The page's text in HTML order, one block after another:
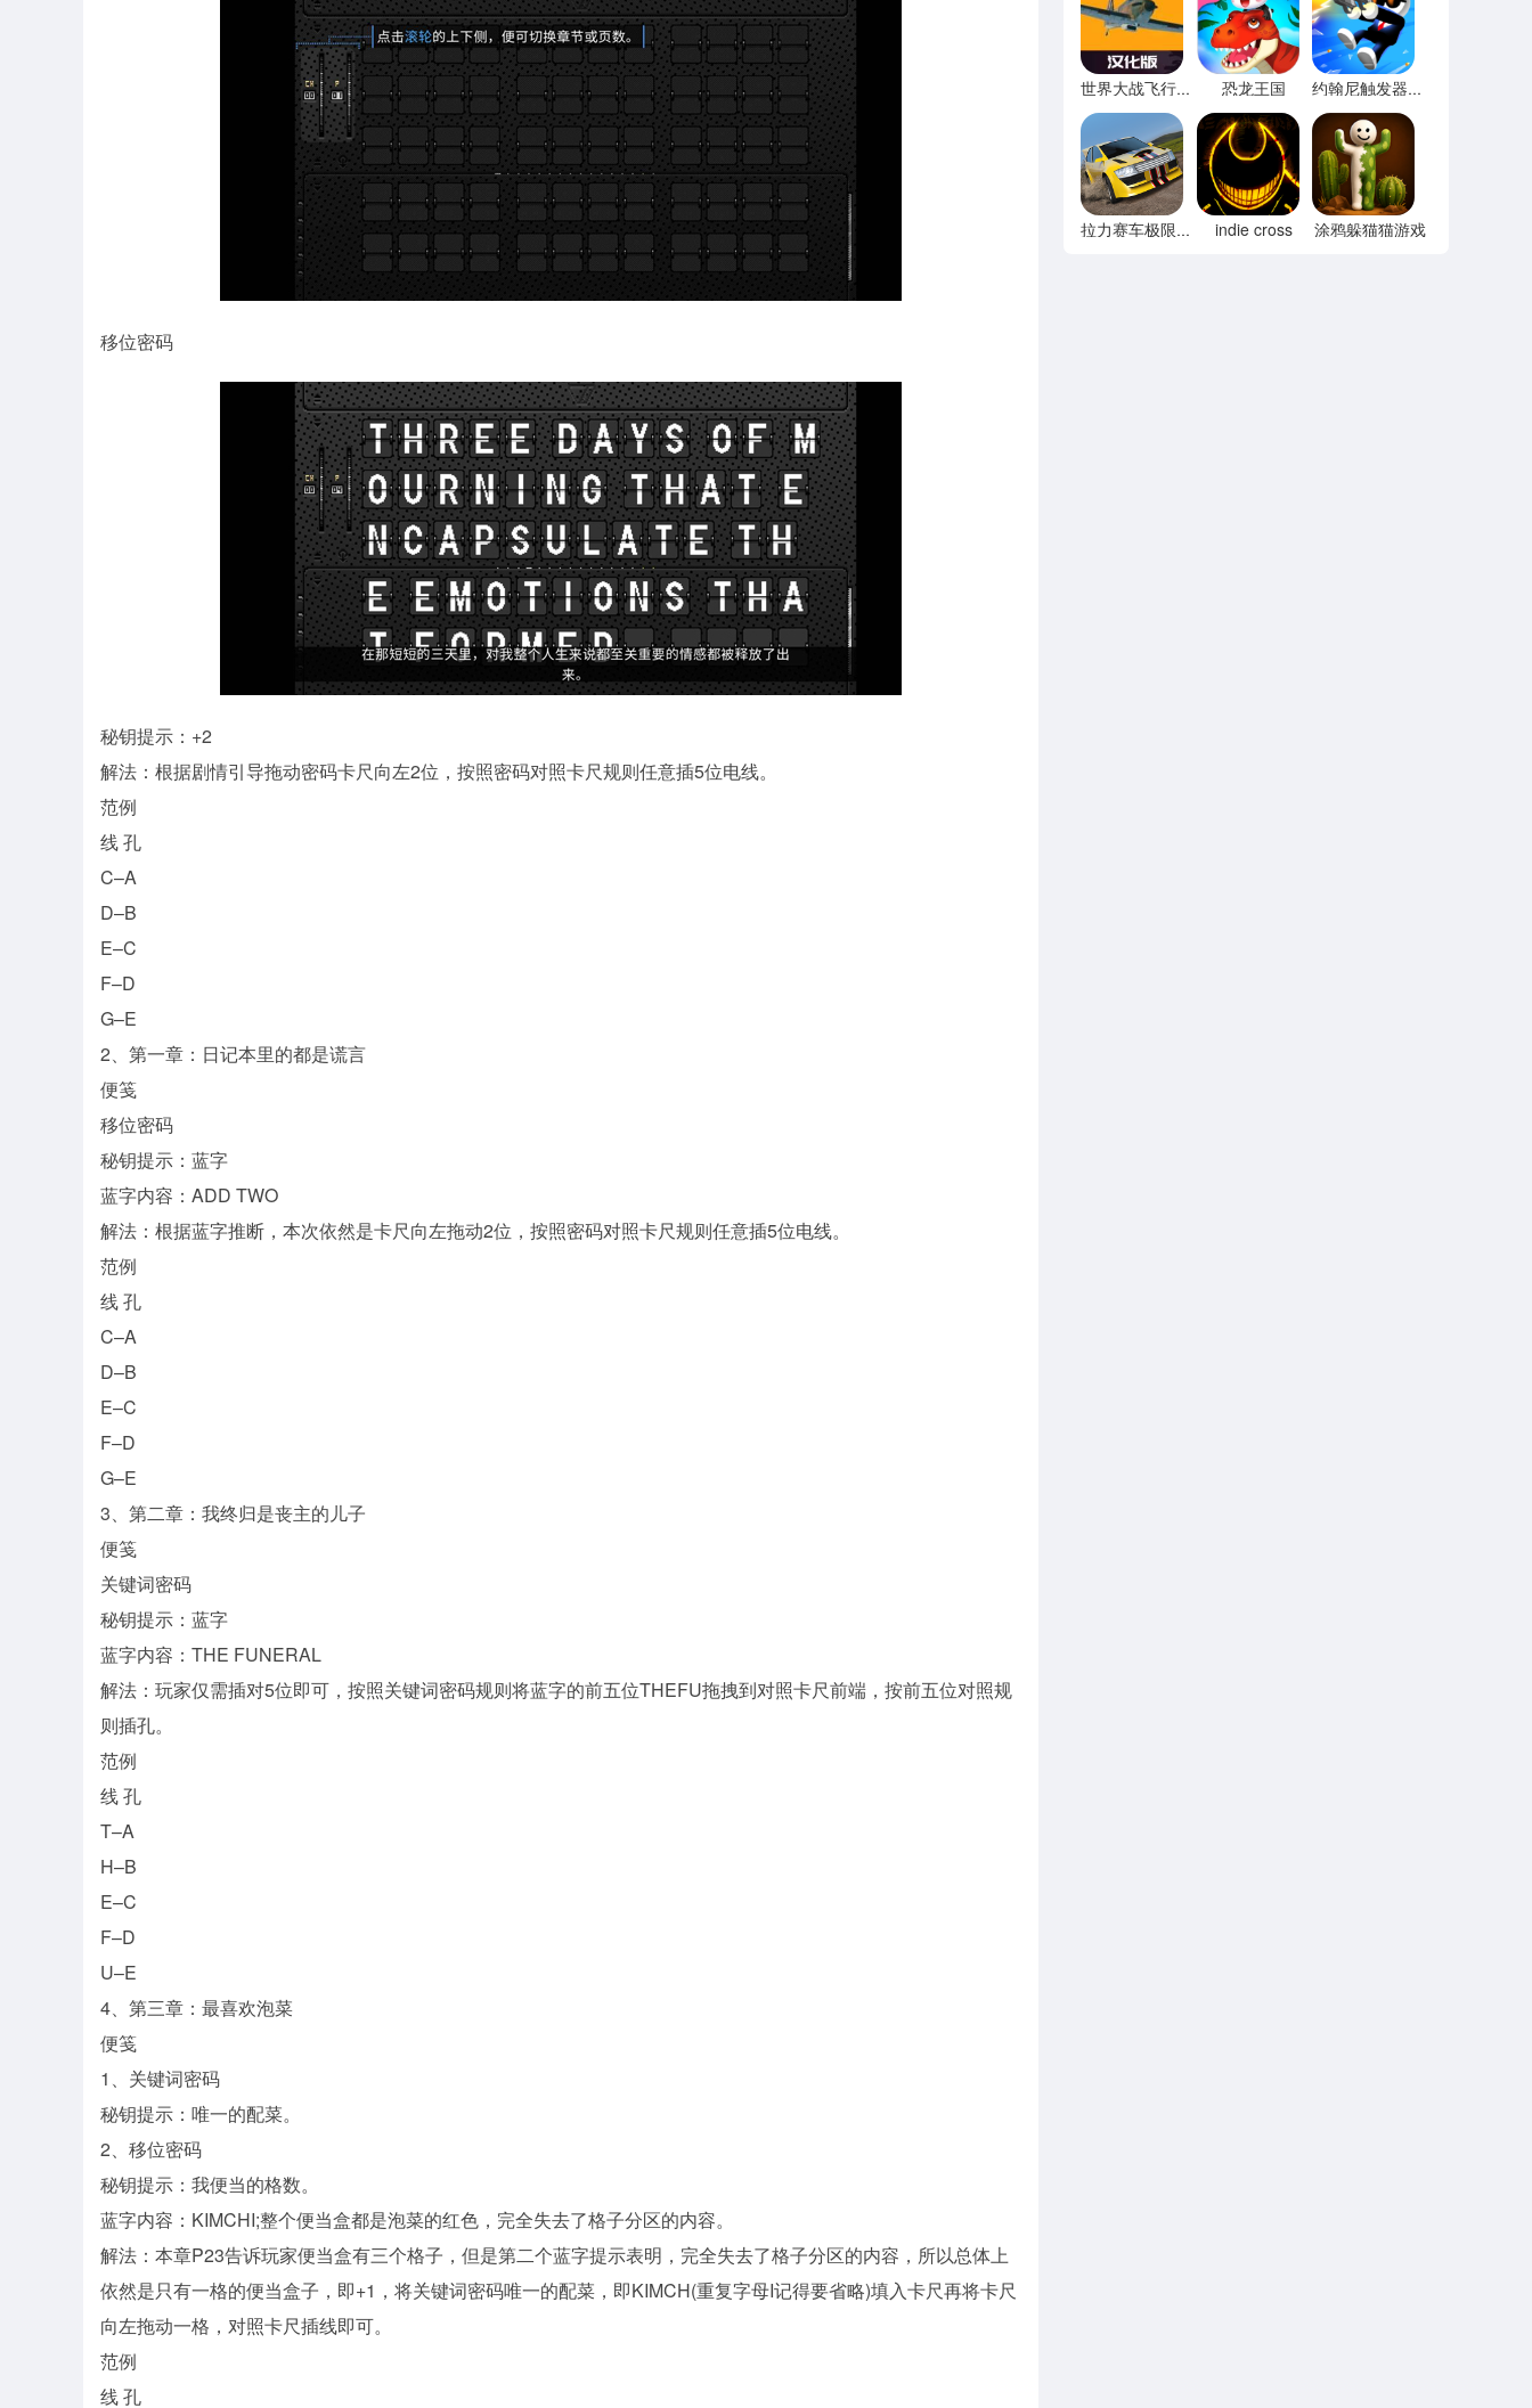
移位密码
秘钥提示：+2
解法：根据剧情引导拖动密码卡尺向左2位，按照密码对照卡尺规则任意插5位电线。
范例
线 孔
C–A
D–B
E–C
F–D
G–E
2、第一章：日记本里的都是谎言
便笺
移位密码
秘钥提示：蓝字
蓝字内容：ADD TWO
解法：根据蓝字推断，本次依然是卡尺向左拖动2位，按照密码对照卡尺规则任意插5位电线。
范例
线 孔
C–A
D–B
E–C
F–D
G–E
3、第二章：我终归是丧主的儿子
便笺
关键词密码
秘钥提示：蓝字
蓝字内容：THE FUNERAL
解法：玩家仅需插对5位即可，按照关键词密码规则将蓝字的前五位THEFU拖拽到对照卡尺前端，按前五位对照规
则插孔。
范例
线 孔
T–A
H–B
E–C
F–D
U–E
4、第三章：最喜欢泡菜
便笺
1、关键词密码
秘钥提示：唯一的配菜。
2、移位密码
秘钥提示：我便当的格数。
蓝字内容：KIMCHI;整个便当盒都是泡菜的红色，完全失去了格子分区的内容。
解法：本章P23告诉玩家便当盒有三个格子，但是第二个蓝字提示表明，完全失去了格子分区的内容，所以总体上
依然是只有一格的便当盒子，即+1，将关键词密码唯一的配菜，即KIMCH(重复字母I记得要省略)填入卡尺再将卡尺
向左拖动一格，对照卡尺插线即可。
范例
线 孔
世界大战飞行模拟器内置菜单 恐龙王国 约翰尼触发器无限宝石
拉力赛车极限竞速内置菜单 indie cross 涂鸦躲猫猫游戏